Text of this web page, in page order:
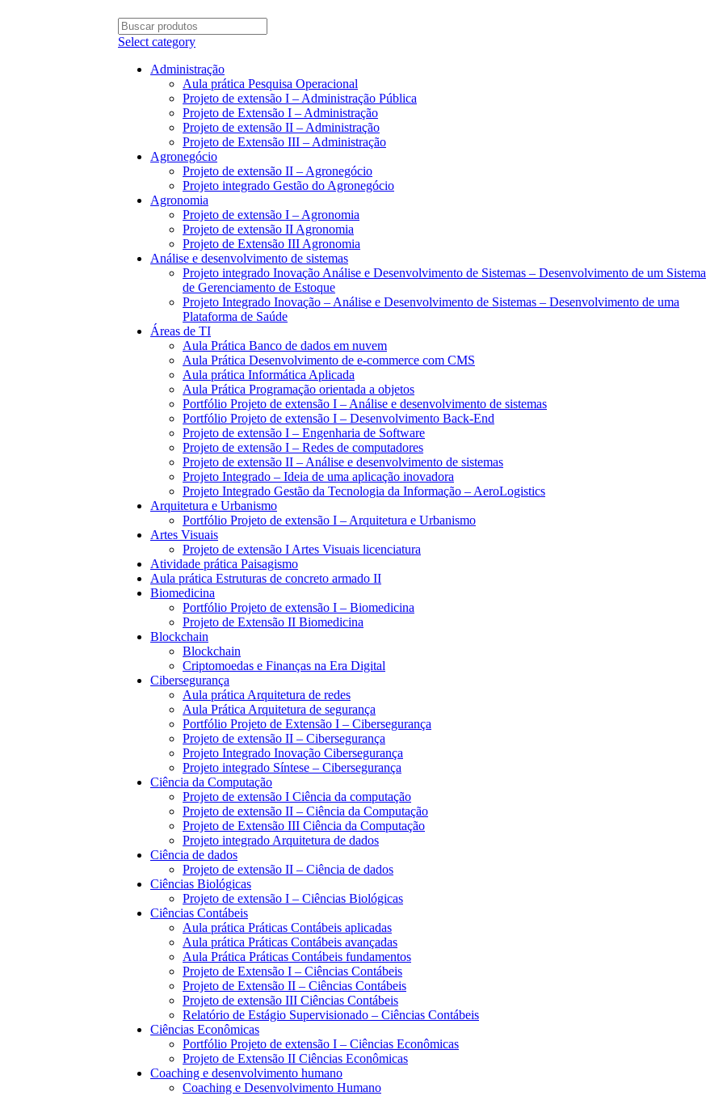
Select category
Administração
Aula prática Pesquisa Operacional
Projeto de extensão I – Administração Pública
Projeto de Extensão I – Administração
Projeto de extensão II – Administração
Projeto de Extensão III – Administração
Agronegócio
Projeto de extensão II – Agronegócio
Projeto integrado Gestão do Agronegócio
Agronomia
Projeto de extensão I – Agronomia
Projeto de extensão II Agronomia
Projeto de Extensão III Agronomia
Análise e desenvolvimento de sistemas
Projeto integrado Inovação Análise e Desenvolvimento de Sistemas – Desenvolvimento de um Sistema
de Gerenciamento de Estoque
Projeto Integrado Inovação – Análise e Desenvolvimento de Sistemas – Desenvolvimento de uma
Plataforma de Saúde
Áreas de TI
Aula Prática Banco de dados em nuvem
Aula Prática Desenvolvimento de e-commerce com CMS
Aula prática Informática Aplicada
Aula Prática Programação orientada a objetos
Portfólio Projeto de extensão I – Análise e desenvolvimento de sistemas
Portfólio Projeto de extensão I – Desenvolvimento Back-End
Projeto de extensão I – Engenharia de Software
Projeto de extensão I – Redes de computadores
Projeto de extensão II – Análise e desenvolvimento de sistemas
Projeto Integrado – Ideia de uma aplicação inovadora
Projeto Integrado Gestão da Tecnologia da Informação – AeroLogistics
Arquitetura e Urbanismo
Portfólio Projeto de extensão I – Arquitetura e Urbanismo
Artes Visuais
Projeto de extensão I Artes Visuais licenciatura
Atividade prática Paisagismo
Aula prática Estruturas de concreto armado II
Biomedicina
Portfólio Projeto de extensão I – Biomedicina
Projeto de Extensão II Biomedicina
Blockchain
Blockchain
Criptomoedas e Finanças na Era Digital
Cibersegurança
Aula prática Arquitetura de redes
Aula Prática Arquitetura de segurança
Portfólio Projeto de Extensão I – Cibersegurança
Projeto de extensão II – Cibersegurança
Projeto Integrado Inovação Cibersegurança
Projeto integrado Síntese – Cibersegurança
Ciência da Computação
Projeto de extensão I Ciência da computação
Projeto de extensão II – Ciência da Computação
Projeto de Extensão III Ciência da Computação
Projeto integrado Arquitetura de dados
Ciência de dados
Projeto de extensão II – Ciência de dados
Ciências Biológicas
Projeto de extensão I – Ciências Biológicas
Ciências Contábeis
Aula prática Práticas Contábeis aplicadas
Aula prática Práticas Contábeis avançadas
Aula Prática Práticas Contábeis fundamentos
Projeto de Extensão I – Ciências Contábeis
Projeto de Extensão II – Ciências Contábeis
Projeto de extensão III Ciências Contábeis
Relatório de Estágio Supervisionado – Ciências Contábeis
Ciências Econômicas
Portfólio Projeto de extensão I – Ciências Econômicas
Projeto de Extensão II Ciências Econômicas
Coaching e desenvolvimento humano
Coaching e Desenvolvimento Humano